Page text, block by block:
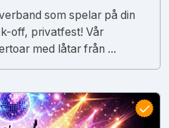
som spelar på din
off, privatfest! Vår
med låtar från ...